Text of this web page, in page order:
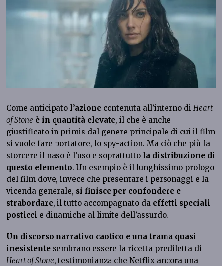
Come anticipato l’azione contenuta all’interno diHeart
of Stone è in quantità elevate, il che è anche
giustificato in primis dal genere principale di cui il film
si vuole fare portatore, lo spy-action. Ma ciò che più fa
storcere il naso è l’uso e soprattutto la distribuzione di
questo elemento. Un esempio è il lunghissimo prologo
del film dove, invece che presentare i personaggi e la
vicenda generale, si finisce per confondere e
strabordare, il tutto accompagnato da effetti speciali
posticci e dinamiche al limite dell’assurdo.
Un discorso narrativo caotico e una trama quasi
inesistente sembrano essere la ricetta prediletta di
Heart of Stone, testimonianza che Netflix ancora una